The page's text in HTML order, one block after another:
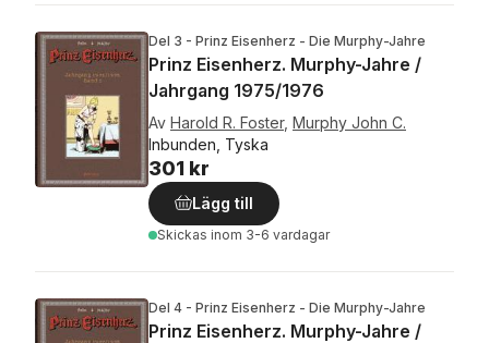
Del 3 - Prinz Eisenherz - Die Murphy-Jahre
Prinz Eisenherz. Murphy-Jahre /
Jahrgang 1975/1976
Av Harold R. Foster, Murphy John C.
Inbunden, Tyska
301 kr
Lägg till
Skickas inom 3-6 vardagar
Del 4 - Prinz Eisenherz - Die Murphy-Jahre
Prinz Eisenherz. Murphy-Jahre /